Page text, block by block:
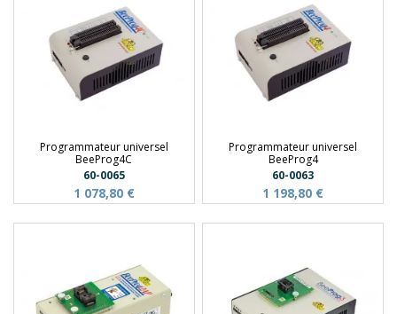
Programmateur universel
BeeProg4C
60-0065
1 078,80 €
Programmateur universel
BeeProg4
60-0063
1 198,80 €